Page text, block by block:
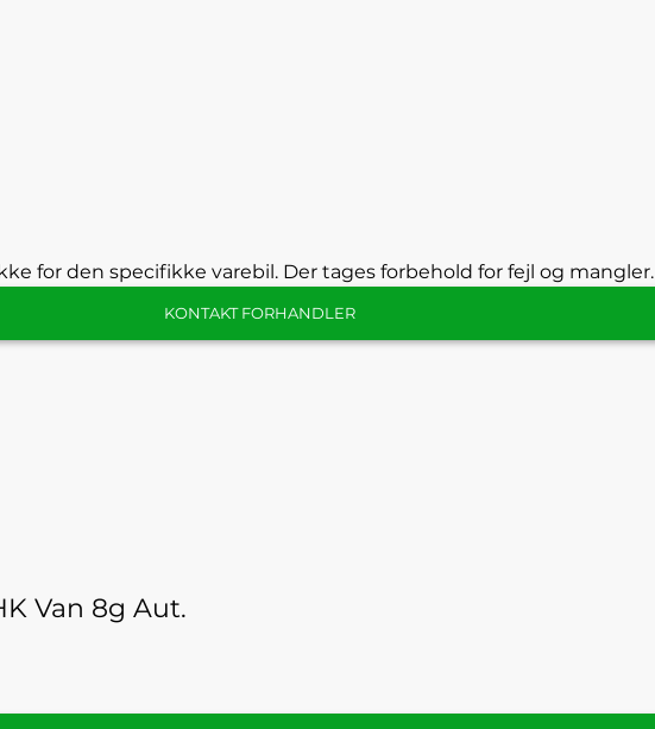
for den specifikke varebil. Der tages forbehold for fejl og mangler.
KONTAKT FORHANDLER
Van 8g Aut.